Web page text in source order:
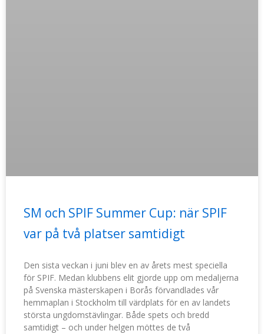
SM och SPIF Summer Cup: när SPIF
var på två platser samtidigt
Den sista veckan i juni blev en av årets mest speciella
för SPIF. Medan klubbens elit gjorde upp om medaljerna
på Svenska mästerskapen i Borås förvandlades vår
hemmaplan i Stockholm till värdplats för en av landets
största ungdomstävlingar. Både spets och bredd
samtidigt – och under helgen möttes de två